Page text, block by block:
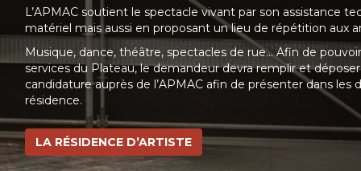
L’APMAC soutient le spectacle vivant par son assistance
matériel mais aussi en proposant un lieu de répétition aux
Musique, dance, théâtre, spectacles de rue… Afin de
services du Plateau, le demandeur devra remplir et
candidature auprès de l’APMAC afin de présenter dans les
résidence.
LA RÉSIDENCE D’ARTISTE